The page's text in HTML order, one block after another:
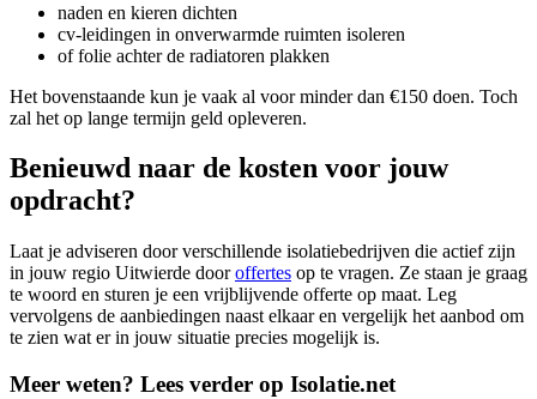
naden en kieren dichten
cv-leidingen in onverwarmde ruimten isoleren
of folie achter de radiatoren plakken
Het bovenstaande kun je vaak al voor minder dan €150 doen. Toch
zal het op lange termijn geld opleveren.
Benieuwd naar de kosten voor jouw
opdracht?
Laat je adviseren door verschillende isolatiebedrijven die actief zijn
in jouw regio Uitwierde dooroffertes op te vragen. Ze staan je graag
te woord en sturen je een vrijblijvende offerte op maat. Leg
vervolgens de aanbiedingen naast elkaar en vergelijk het aanbod om
te zien wat er in jouw situatie precies mogelijk is.
Meer weten? Lees verder op Isolatie.net